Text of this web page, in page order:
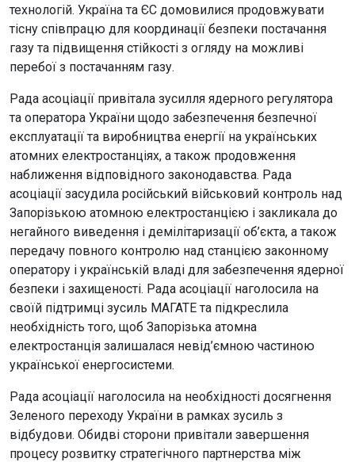
технологій. Україна та ЄС домовилися продовжувати
тісну співпрацю для координації безпеки постачання
газу та підвищення стійкості з огляду на можливі
перебої з постачанням газу.
Рада асоціації привітала зусилля ядерного регулятора
та оператора України щодо забезпечення безпечної
експлуатації та виробництва енергії на українських
атомних електростанціях, а також продовження
наближення відповідного законодавства. Рада
асоціації засудила російський військовий контроль над
Запорізькою атомною електростанцією і закликала до
негайного виведення і демілітаризації об’єкта, а також
передачу повного контролю над станцією законному
оператору і українській владі для забезпечення ядерної
безпеки і захищеності. Рада асоціації наголосила на
своїй підтримці зусиль МАГАТЕ та підкреслила
необхідність того, щоб Запорізька атомна
електростанція залишалася невід’ємною частиною
української енергосистеми.
Рада асоціації наголосила на необхідності досягнення
Зеленого переходу України в рамках зусиль з
відбудови. Обидві сторони привітали завершення
процесу розвитку стратегічного партнерства між